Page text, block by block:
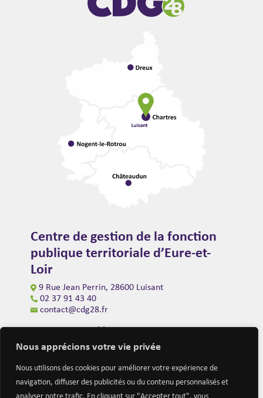
Nous apprécions votre vie privée
Nous utilisons des cookies pour améliorer votre expérience de
navigation, diffuser des publicités ou du contenu personnalisés et
analyser notre trafic. En cliquant sur "Accepter tout", vous
Centre de gestion de la fonction
publique territoriale d’Eure-et-
Loir
9 Rue Jean Perrin, 28600 Luisant
02 37 91 43 40
contact@cdg28.fr
Ouverture au public
du lundi au vendredi de 9h00 à 12h00
et de 14h00 à 16h30
(fermeture à 16h00 le vendredi)